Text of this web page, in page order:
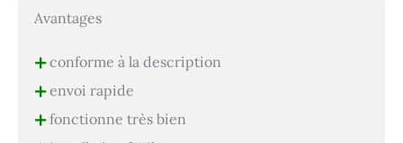
Avantages
+conforme à la description
+envoi rapide
+fonctionne très bien